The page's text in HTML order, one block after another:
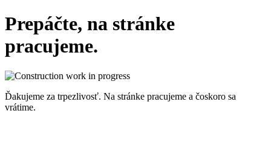
Prepáčte, na stránke
pracujeme.
Ďakujeme za trpezlivosť. Na stránke pracujeme a čoskoro sa
vrátime.